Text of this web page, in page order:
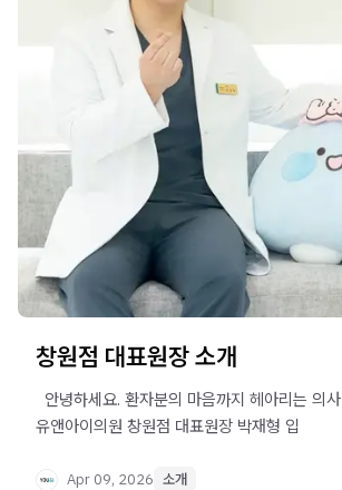
창원점 대표원장 소개
​ ​ 안녕하세요. 환자분의 마음까지 헤아리는 의사
유앤아이의원 창원점 대표원장 박재형 입
Apr 09, 2026 소개